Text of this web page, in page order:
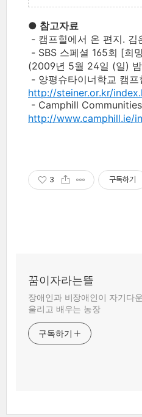
● 참고자료
- 캠프힐에서 온 편지. 김
- SBS 스페셜 165회 [희
(2009년 5월 24일 (일)
- 양평슈타이너학교 캠프
http://steiner.or.kr/
- Camphill
http://www.camphill.ie/
3 구독하기
꿈이자라는뜰
장애인과 비장애인이 자기다
울리고 배우는 농장
구독하기